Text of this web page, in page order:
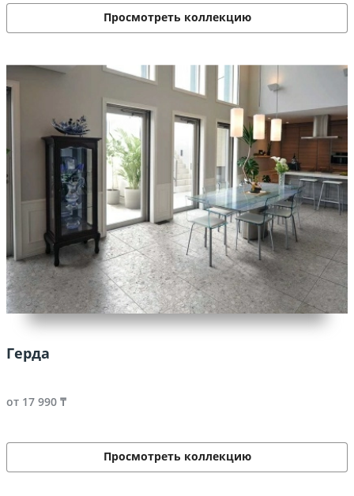
Просмотреть коллекцию
Герда
от 17 990 ₸
Просмотреть коллекцию